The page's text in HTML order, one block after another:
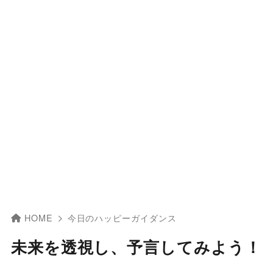
HOME 今日のハッピーガイダンス
未来を透視し、予言してみよう！